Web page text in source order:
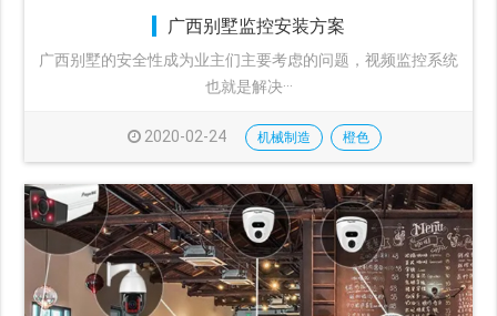
广西别墅监控安装方案
广西别墅的安全性成为业主们主要考虑的问题，视频监控系统
也就是解决···
2020-02-24 机械制造 橙色